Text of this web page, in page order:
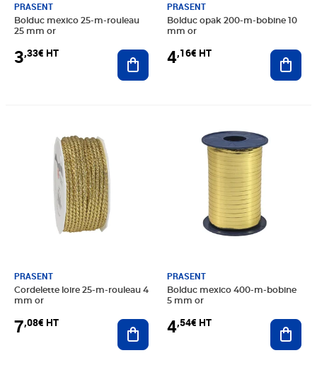
PRASENT
Bolduc mexico 25-m-rouleau
25 mm or
3,33€ HT Ajouter au panier
PRASENT
Bolduc opak 200-m-bobine 10
mm or
4,16€ HT
PRASENT
Cordelette loire 25-m-rouleau 4
mm or
7,08€ HT Ajouter au panier
PRASENT
Bolduc mexico 400-m-bobine
5 mm or
4,54€ HT